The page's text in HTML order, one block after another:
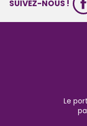
SUIVEZ-NOUS !
Le